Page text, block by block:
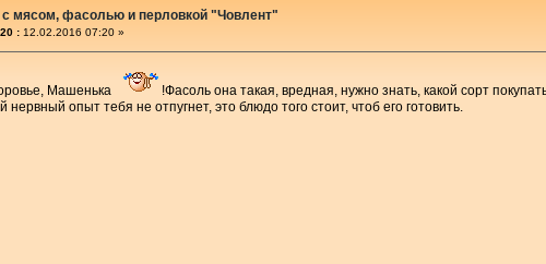
с мясом, фасолью и перловкой "Човлент"
: 12.02.2016 07:20 »
Машенька !Фасоль она такая, вредная, нужно знать, какой сорт
опыт тебя не отпугнет, это блюдо того стоит, чтоб его готовить.